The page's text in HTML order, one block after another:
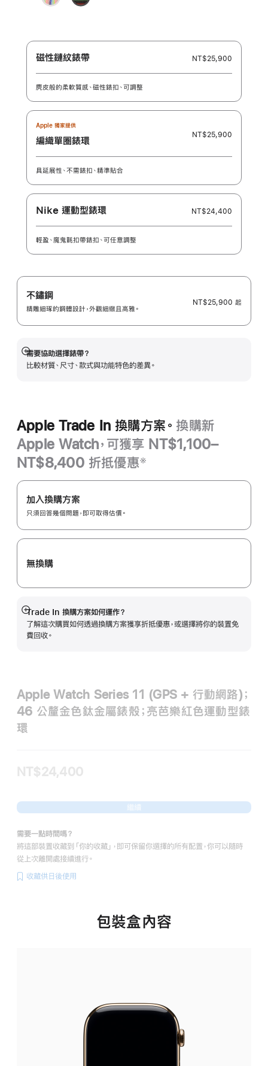
傲
版
團
韻
磁性鏈紋錶帶 NT$25,900
麂皮般的柔軟質感、磁性錶扣、可調整
Apple 獨家提供
編織單圈錶環
NT$25,900
具延展性、不需錶扣、精準貼合
Nike 運動型錶環 NT$24,400
輕盈、魔鬼氈扣帶錶扣、可任意調整
不鏽鋼
精雕細琢的鋼體設計，外觀細緻且高雅。
NT$25,900 起
需要協助選擇錶帶？
比較材質、尺寸、款式與功能特色的差異。
顯
示
Apple Trade In 換購方案。 換購新
Apple Watch，可獲享 NT$1,100–
NT$8,400 折抵優惠
腳
※
Apple Trade In
方
案。
加入換購方案
只須回答幾個問題，即可取得估價。
無換購
Trade In 換購方案如何運作？
了解這次購買如何透過換購方案獲享折抵優惠，或選擇將你的裝置免
費回收。
顯
示
更
Apple Watch Series 11 (GPS + 行動網路)；
46 公釐金色鈦金屬錶殼；亮芭樂紅色運動型錶
環
NT$24,400
繼續
需要一點時間嗎？
將這部裝置收藏到「你的收藏」，即可保留你選擇的所有配置，你可以隨時
從上次離開處接續進行。
收藏供日後使用
包裝盒內容